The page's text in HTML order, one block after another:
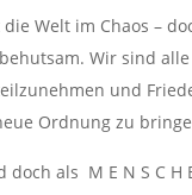
Welt im Chaos –
Wir sind
und
Ordnung zu
doch als M E N S C H